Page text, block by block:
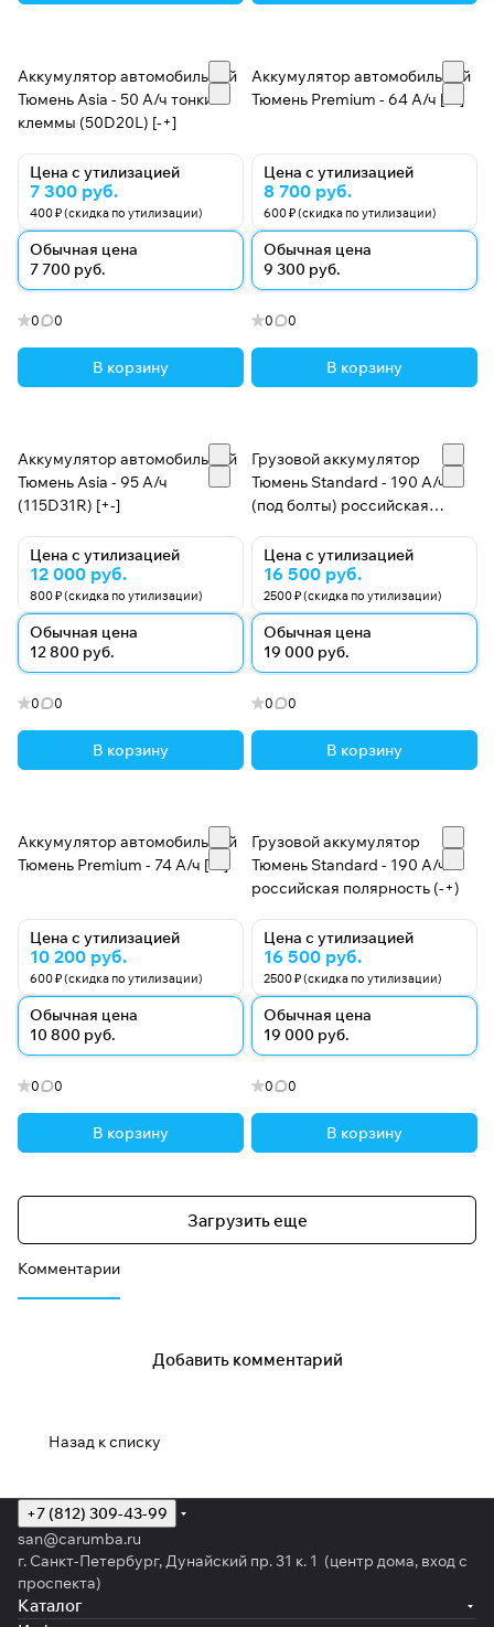
Аккумулятор автомобильный
Тюмень Asia - 50 А/ч тонкие
клеммы (50D20L) [-+]
Цена с утилизацией
7 300 руб.
400 ₽ (скидка по утилизации)
Обычная цена
7 700 руб.
0 0
В корзину
Аккумулятор автомобильный
Тюмень Premium - 64 А/ч [+-]
Цена с утилизацией
8 700 руб.
600 ₽ (скидка по утилизации)
Обычная цена
9 300 руб.
0 0
В корзину
Аккумулятор автомобильный
Тюмень Asia - 95 А/ч
(115D31R) [+-]
Цена с утилизацией
12 000 руб.
800 ₽ (скидка по утилизации)
Обычная цена
12 800 руб.
0 0
В корзину
Грузовой аккумулятор
Тюмень Standard - 190 А/ч
(под болты) российская
Цена с утилизацией
16 500 руб.
2500 ₽ (скидка по утилизации)
Обычная цена
19 000 руб.
0 0
В корзину
Аккумулятор автомобильный
Тюмень Premium - 74 А/ч [-+]
Цена с утилизацией
10 200 руб.
600 ₽ (скидка по утилизации)
Обычная цена
10 800 руб.
0 0
В корзину
Грузовой аккумулятор
Тюмень Standard - 190 А/ч
российская полярность (-+)
Цена с утилизацией
16 500 руб.
2500 ₽ (скидка по утилизации)
Обычная цена
19 000 руб.
0 0
В корзину
Загрузить еще
Комментарии
Добавить комментарий
Назад к списку
+7 (812) 309-43-99
san@carumba.ru
г. Санкт-Петербург, Дунайский пр. 31 к. 1 (центр дома, вход с
проспекта)
Каталог